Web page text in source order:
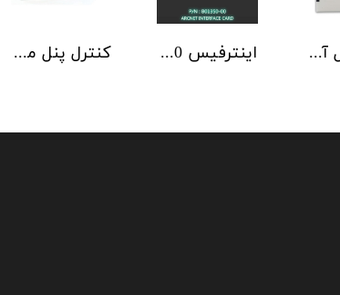
کنترل پنل متعارف C-TEC سری CFP 8 Zone اینترفیس NSC | ArcNET B01350-00 کنترل پنل آدرس پذیر C-TEC سری ZFP یک تا 4 لوپ کابینت استاندارد